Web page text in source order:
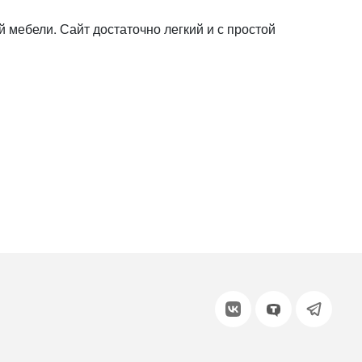
Сайт достаточно легкий и с простой